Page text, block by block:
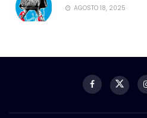
AGOSTO 18, 2025